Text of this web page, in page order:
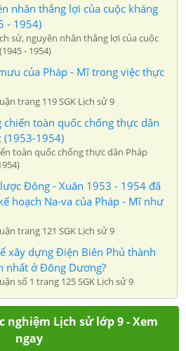
nhân thắng lợi của cuộc kháng
- 1954)
sử, nguyên nhân thắng lợi của cuộc
- 1954)
của Pháp - Mĩ trong việc thực
trang 119 SGK Lịch sử 9
chiến toàn quốc chống thực dân
(1953-1954)
toàn quốc chống thực dân Pháp
Đông - Xuân 1953 - 1954 đã
hoạch Na-va của Pháp - Mĩ như
trang 121 SGK Lịch sử 9
xây dựng Điện Biên Phủ thành
nhất ở Đông Dương?
số 1 trang 125 SGK Lịch sử 9
nghiệm Lịch sử lớp 9 - Xem
ngay